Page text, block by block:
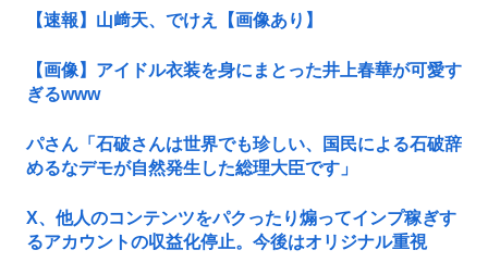
【速報】山﨑天、でけえ【画像あり】
【画像】アイドル衣装を身にまとった井上春華が可愛す
ぎるwww
パさん「石破さんは世界でも珍しい、国民による石破辞
めるなデモが自然発生した総理大臣です」
X、他人のコンテンツをパクったり煽ってインプ稼ぎす
るアカウントの収益化停止。今後はオリジナル重視